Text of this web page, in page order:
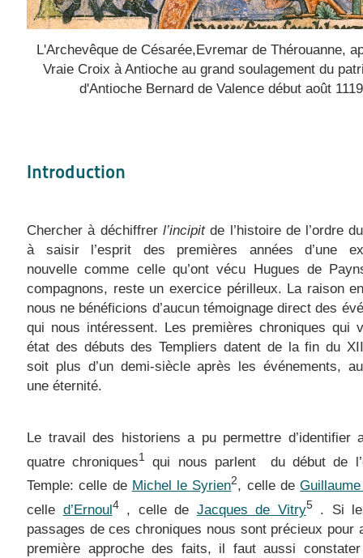
L'Archevêque de Césarée,Evremar de Thérouanne,
Vraie Croix à Antioche au grand soulagement du
d'Antioche Bernard de Valence début août 1119
Introduction
Chercher à déchiffrer l’incipitde l’histoire de l’ordre
à saisir l’esprit des premières années d’une
nouvelle comme celle qu’ont vécu Hugues de
compagnons, reste un exercice périlleux. La raison
nous ne bénéficions d’aucun témoignage direct des
qui nous intéressent. Les premières chroniques qui
état des débuts des Templiers datent de la fin du
soit plus d’un demi-siècle après les événements,
une éternité.
Le travail des historiens a pu permettre d’identifier
quatre chroniques1 qui nous parlent
du début de
Temple: celle de Michel le Syrien2, celle de
celle d’Ernoul4, celle de Jacques de Vitry5. Si
passages de ces chroniques nous sont précieux pour
première approche des faits, il faut aussi